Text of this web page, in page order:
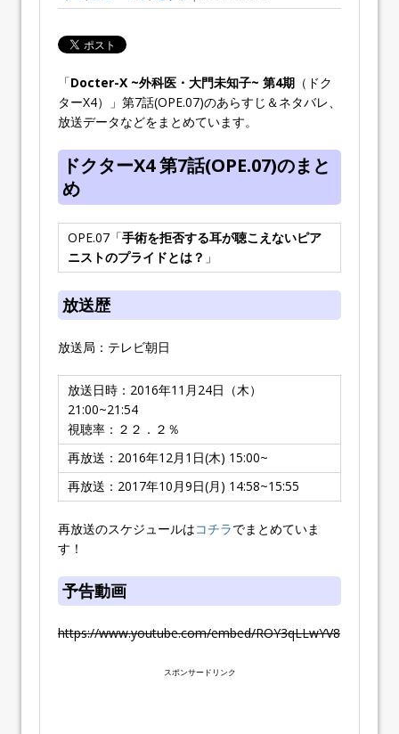
「Docter-X ~外科医・大門未知子~ 第4期 （ドク
ターX4）」第7話(OPE.07)のあらすじ＆ネタバレ、
放送データなどをまとめています。
ドクターX4 第7話(OPE.07)のまと
め
OPE.07「手術を拒否する耳が聴こえないピア
ニストのプライドとは？ 」
放送歴
放送局：テレビ朝日
放送日時：2016年11月24日（木）
21:00~21:54
視聴率：２２．２％
再放送：2016年12月1日(木) 15:00~
再放送：2017年10月9日(月) 14:58~15:55
再放送のスケジュールはコチラでまとめていま
す！
予告動画
https://www.youtube.com/embed/ROY3qLLwYV8
スポンサードリンク